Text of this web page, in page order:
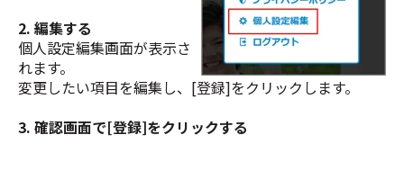
2. 編集する
個人設定編集画面が表示さ
れます。
変更したい項目を編集し、[登録]をクリックします。
3. 確認画面で[登録]をクリックする